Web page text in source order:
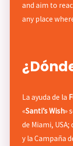
and aim to
any place
La ayuda de la
«Santi’s Wish»
de Miami,
y la Campaña